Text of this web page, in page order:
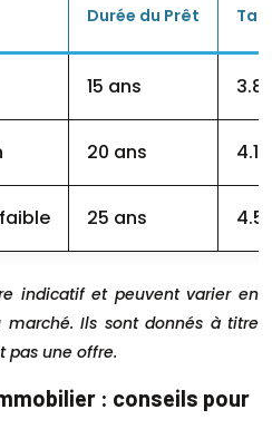
Durée du Prêt
15 ans
20 ans
25 ans
indicatif et peuvent varier en
Ils sont donnés à titre
pas une offre.
: conseils pour